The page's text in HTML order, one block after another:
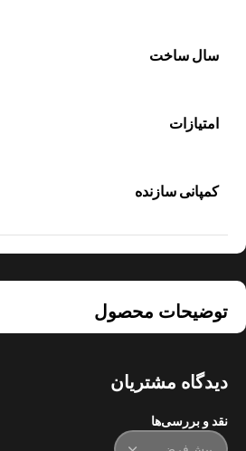
توضیحات محصول
سال ساخت
امتیازات
کمپانی سازنده
دیدگاه مشتریان
نقد و بررسی‌ها